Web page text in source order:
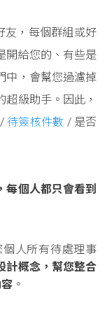
友，每個群組或好
開給您的、有些是
中，會幫您過濾掉
級助手。因此，
/待簽核件數 / 是否
每個人都只會看到
人所有待處理事
計概念，幫您整合
。